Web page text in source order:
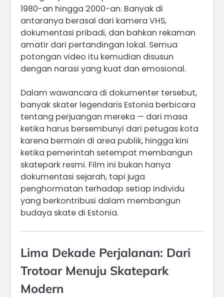
1980-an hingga 2000-an. Banyak di
antaranya berasal dari kamera VHS,
dokumentasi pribadi, dan bahkan rekaman
amatir dari pertandingan lokal. Semua
potongan video itu kemudian disusun
dengan narasi yang kuat dan emosional.
Dalam wawancara di dokumenter tersebut,
banyak skater legendaris Estonia berbicara
tentang perjuangan mereka — dari masa
ketika harus bersembunyi dari petugas kota
karena bermain di area publik, hingga kini
ketika pemerintah setempat membangun
skatepark resmi. Film ini bukan hanya
dokumentasi sejarah, tapi juga
penghormatan terhadap setiap individu
yang berkontribusi dalam membangun
budaya skate di Estonia.
Lima Dekade Perjalanan: Dari
Trotoar Menuju Skatepark
Modern